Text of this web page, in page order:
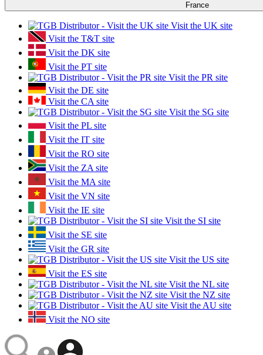
France
Visit the UK site
Visit the T&T site
Visit the DK site
Visit the PT site
Visit the PR site
Visit the DE site
Visit the CA site
Visit the SG site
Visit the PL site
Visit the IT site
Visit the RO site
Visit the ZA site
Visit the MA site
Visit the VN site
Visit the IE site
Visit the SI site
Visit the SE site
Visit the GR site
Visit the US site
Visit the ES site
Visit the NL site
Visit the NZ site
Visit the AU site
Visit the NO site